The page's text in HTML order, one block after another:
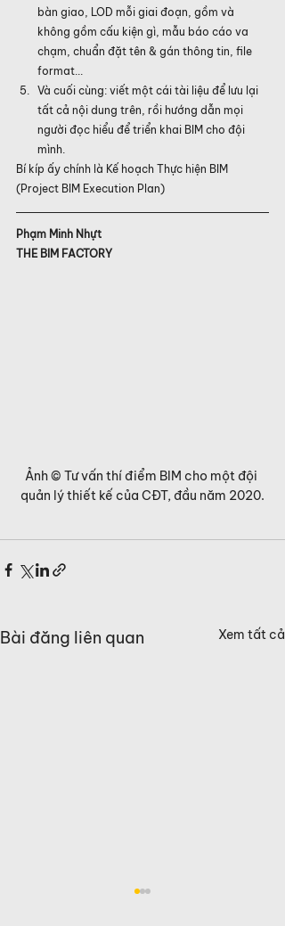
bàn giao, LOD mỗi giai đoạn, gồm và
không gồm cấu kiện gì, mẫu báo cáo va
chạm, chuẩn đặt tên & gán thông tin, file
format...
Và cuối cùng: viết một cái tài liệu để lưu lại
tất cả nội dung trên, rồi hướng dẫn mọi
người đọc hiểu để triển khai BIM cho đội
mình.
Bí kíp ấy chính là Kế hoạch Thực hiện BIM
(Project BIM Execution Plan)
Phạm Minh Nhựt
THE BIM FACTORY
Ảnh © Tư vấn thí điểm BIM cho một đội
quản lý thiết kế của CĐT, đầu năm 2020.
Bài đăng liên quan Xem tất cả